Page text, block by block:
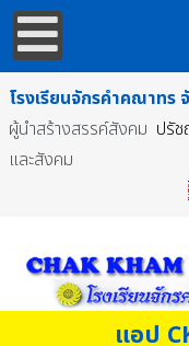
โรงเรียนจักรคำคณาทร
ผู้นำสร้างสรรค์สังคม ปรัช
และสังคม
แอป